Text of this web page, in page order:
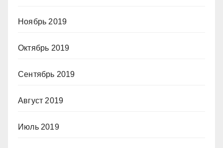
Ноябрь 2019
Октябрь 2019
Сентябрь 2019
Август 2019
Июль 2019